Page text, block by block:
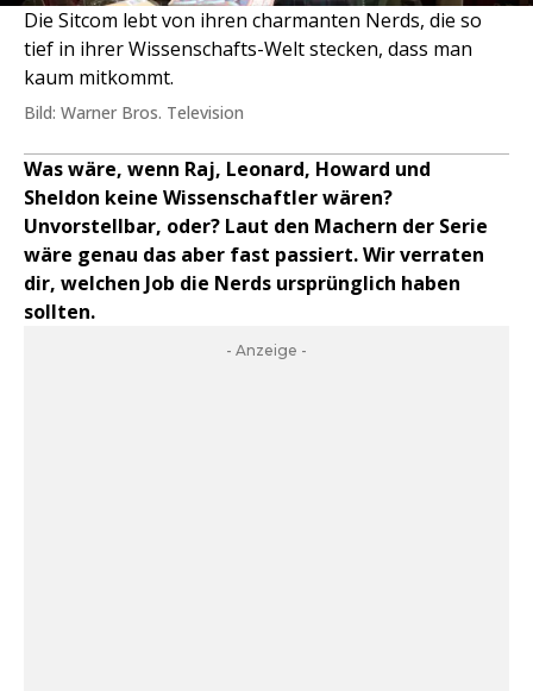
Die Sitcom lebt von ihren charmanten Nerds, die so
tief in ihrer Wissenschafts-Welt stecken, dass man
kaum mitkommt.
Bild: Warner Bros. Television
Was wäre, wenn Raj, Leonard, Howard und
Sheldon keine Wissenschaftler wären?
Unvorstellbar, oder? Laut den Machern der Serie
wäre genau das aber fast passiert. Wir verraten
dir, welchen Job die Nerds ursprünglich haben
sollten.
- Anzeige -